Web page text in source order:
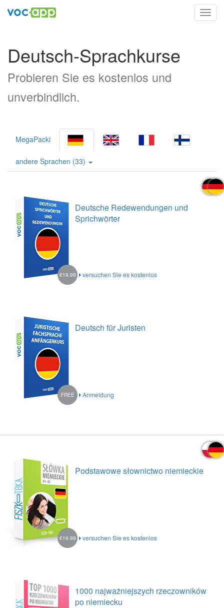
Deutsch-Sprachkurse
Probieren Sie es kostenlos und
unverbindlich.
MegaPacki
andere Sprachen (33)
Deutsche Redewendungen und
Sprichwörter
versuchen Sie es kostenlos
€19.99
Deutsch für Juristen
Anmeldung
FREE
Podstawowe słownictwo niemieckie
versuchen Sie es kostenlos
€19.99
1000 najważniejszych rzeczowników
po niemiecku